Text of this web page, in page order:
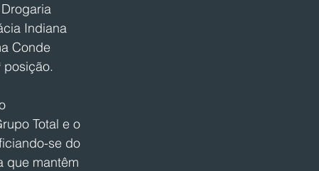
Indiana
Conde
posição.
Total e o
se do
que mantêm